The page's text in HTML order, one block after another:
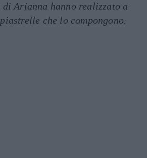
Arianna hanno realizzato a
che lo compongono.